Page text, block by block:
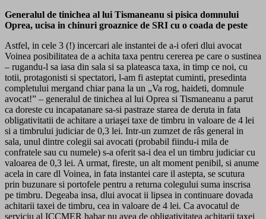
Generalul de tinichea al lui Tismaneanu si pisica domnului
Oprea, ucisa in chinuri groaznice de SRI cu o coada de peste
Astfel, in cele 3 (!) incercari ale instantei de a-i oferi dlui avocat
Voinea posibilitatea de a achita taxa pentru cererea pe care o sustinea
– rugandu-l sa iasa din sala si sa plateasca taxa, in timp ce noi, cu
totii, protagonisti si spectatori, l-am fi asteptat cuminti, presedinta
completului mergand chiar pana la un „Va rog, haideti, domnule
avocat!” – generalul de tinichea al lui Oprea si Tismaneanu a parut
ca doreste cu incapatanare sa-si pastraze starea de deruta in fata
obligativitatii de achitare a uriaşei taxe de timbru in valoare de 4 lei
si a timbrului judiciar de 0,3 lei. Intr-un zumzet de râs general in
sala, unul dintre colegii sai avocati (probabil fiindu-i mila de
confratele sau cu numele) s-a oferit sa-i dea el un timbru judiciar cu
valoarea de 0,3 lei. A urmat, fireste, un alt moment penibil, si anume
acela in care dl Voinea, in fata instantei care il astepta, se scutura
prin buzunare si portofele pentru a returna colegului suma inscrisa
pe timbru. Degeaba insa, dlui avocat ii lipsea in continuare dovada
achitarii taxei de timbru, cea in valoare de 4 lei. Ca avocatul de
serviciu al ICCMER habar nu avea de obligativitatea achitarii taxei